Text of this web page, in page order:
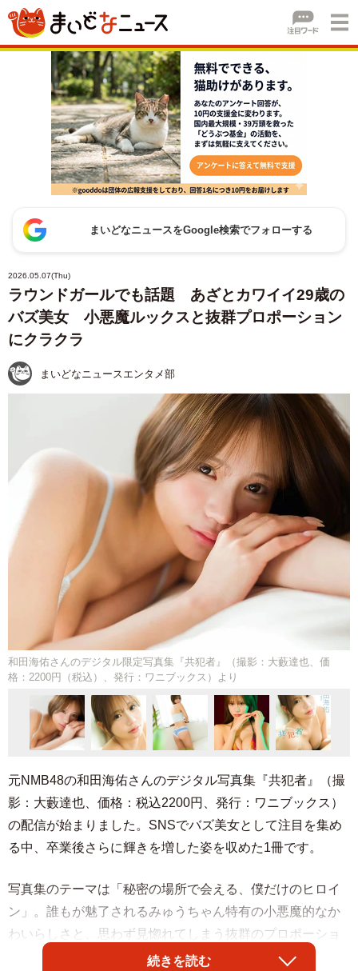
まいどなニュースをGoogle検索でフォローする
2026.05.07(Thu)
ラウンドガールでも話題 あざとカワイイ29歳の
バズ美女 小悪魔ルックスと抜群プロポーション
にクラクラ
まいどなニュースエンタメ部
和田海佑さんのデジタル限定写真集『共犯者』（撮影：大藪達也、価
格：2200円（税込）、発行：ワニブックス）より
元NMB48の和田海佑さんのデジタル写真集『共犯者』（撮
影：大藪達也、価格：税込2200円、発行：ワニブックス）
の配信が始まりました。SNSでバズ美女として注目を集め
る中、卒業後さらに輝きを増した姿を収めた1冊です。
写真集のテーマは「秘密の場所で会える、僕だけのヒロイ
ン」。誰もが魅了されるみゅうちゃん特有の小悪魔的なか
わいらしさと、思わず見惚れてしまう抜群のプロポーショ
ン＆色気。そのドキドキするような二面性を余すところな
続きを読む